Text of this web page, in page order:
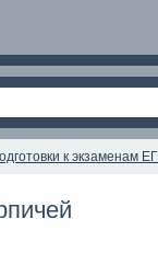
к экзаменам